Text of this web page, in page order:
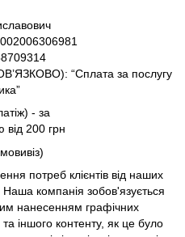
“Сплата за послугу
- за
від 200 грн
потреб клієнтів від наших
компанія зобов'язується
нанесенням графічних
іншого контенту, як це було